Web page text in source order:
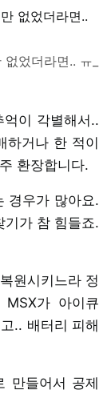
었더라면.. ㅠ_
이 각별해서..
하거나 한 적이
환장합니다.
경우가 많아요.
가 참 힘들죠.
원시키느라 정
가 아이큐
.. 배터리 피해
만들어서 공제